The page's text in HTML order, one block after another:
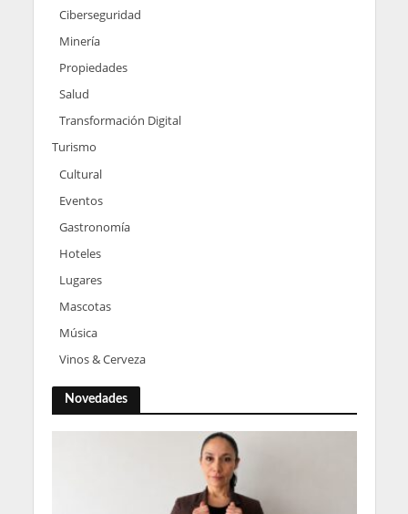
Ciberseguridad
Minería
Propiedades
Salud
Transformación Digital
Turismo
Cultural
Eventos
Gastronomía
Hoteles
Lugares
Mascotas
Música
Vinos & Cerveza
Novedades